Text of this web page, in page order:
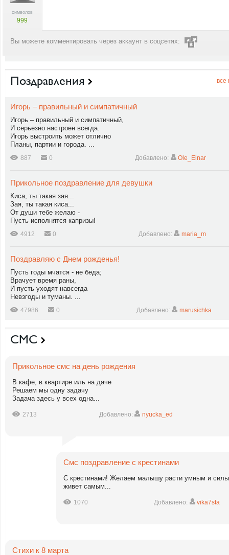
символов
999
Вы можете комментировать через аккаунт в соцсетях:
Поздравления все
Игорь – правильный и симпатичный
Игорь – правильный и симпатичный,
И серьезно настроен всегда.
Игорь выстроить может отлично
Планы, партии и города. ...
887 0 Добавлено: Ole_Einar
Прикольное поздравление для девушки
Киса, ты такая зая...
Зая, ты такая киса...
От души тебе желаю -
Пусть исполнятся капризы!
4912 0 Добавлено: maria_m
Поздравляю с Днем рожденья!
Пусть годы мчатся - не беда;
Врачует время раны,
И пусть уходят навсегда
Невзгоды и туманы. ...
47986 0 Добавлено: marusichka
СМС
Прикольное смс на день рождения
В кафе, в квартире иль на даче
Решаем мы одну задачу
Задача здесь у всех одна...
2713 Добавлено: nyucka_ed
Смс поздравление с крестинами
С крестинами! Желаем малышу расти умным и
живет самым...
1070 Добавлено: vika7sta
Стихи к 8 марта